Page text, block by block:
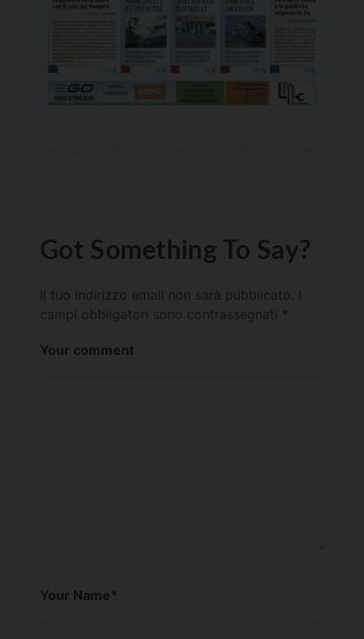
Got Something To Say?
Il tuo indirizzo email non sarà pubblicato.
campi obbligatori sono contrassegnati *
Your comment
Your Name*